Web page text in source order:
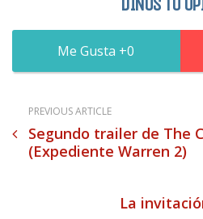
0
PREVIOUS ARTICLE
Segundo trailer de The
(Expediente Warren 2)
La